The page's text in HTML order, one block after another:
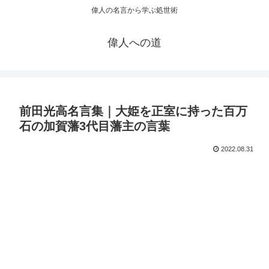
偉人の名言から学ぶ処世術
偉人への道
前田光高名言集｜大姫を正室に持った百万
石の加賀藩3代目藩主の言葉
2022.08.31